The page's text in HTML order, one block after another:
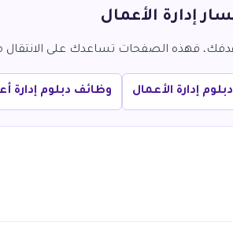
إدارة الأعمال
فهذه الصفحات تساعدك على الانتقال من
إدارة الأعمال وظائف دبلوم إدارة